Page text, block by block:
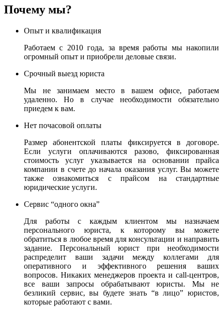
Почему мы?
Опыт и квалификация
Работаем с 2010 года, за время работы мы накопили
огромный опыт и приобрели деловые связи.
Срочный выезд юриста
Мы не занимаем место в вашем офисе, работаем
удаленно. Но в случае необходимости обязательно
приедем к вам.
Нет почасовой оплаты
Размер абонентской платы фиксируется в договоре.
Если услуги оплачиваются разово, фиксированная
стоимость услуг указывается на основании прайса
компании в счете до начала оказания услуг. Вы можете
также ознакомиться с прайсом на стандартные
юридические услуги.
Сервис “одного окна”
Для работы с каждым клиентом мы назначаем
персонального юриста, к которому вы можете
обратиться в любое время для консультации и направить
задание. Персональный юрист при необходимости
распределит ваши задачи между коллегами для
оперативного и эффективного решения ваших
вопросов. Никаких менеджеров проекта и call-центров,
все ваши запросы обрабатывают юристы. Мы не
безликий сервис, вы будете знать “в лицо” юристов,
которые работают с вами.